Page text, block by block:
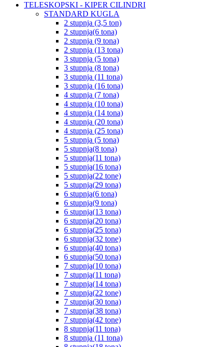
TELESKOPSKI - KIPER CILINDRI
STANDARD KUGLA
2 stupnja (3,5 ton)
2 stupnja(6 tona)
2 stupnja (9 tona)
2 stupnja (13 tona)
3 stupnja (5 tona)
3 stupnja (8 tona)
3 stupnja (11 tona)
3 stupnja (16 tona)
4 stupnja (7 tona)
4 stupnja (10 tona)
4 stupnja (14 tona)
4 stupnja (20 tona)
4 stupnja (25 tona)
5 stupnja (5 tona)
5 stupnja(8 tona)
5 stupnja(11 tona)
5 stupnja(16 tona)
5 stupnja(22 tone)
5 stupnja(29 tona)
6 stupnja(6 tona)
6 stupnja(9 tona)
6 stupnja(13 tona)
6 stupnja(20 tona)
6 stupnja(25 tona)
6 stupnja(32 tone)
6 stupnja(40 tona)
6 stupnja(50 tona)
7 stupnja(10 tona)
7 stupnja(11 tona)
7 stupnja(14 tona)
7 stupnja(22 tone)
7 stupnja(30 tona)
7 stupnja(38 tona)
7 stupnja(42 tone)
8 stupnja(11 tona)
8 stupnja (11 tona)